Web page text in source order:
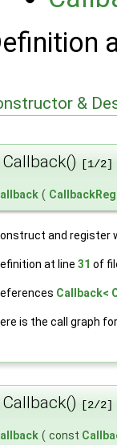
&
Callback() [1/2]
(
and register
at line 31 of
Callback<
is the call graph
Callback() [2/2]
( const